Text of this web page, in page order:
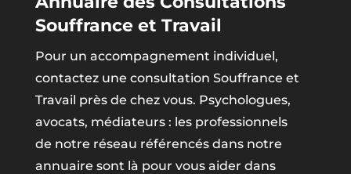
Souffrance et Travail
Pour un accompagnement individuel,
contactez une consultation Souffrance et
Travail près de chez vous. Psychologues,
avocats, médiateurs : les professionnels
de notre réseau référencés dans notre
annuaire sont là pour vous aider dans